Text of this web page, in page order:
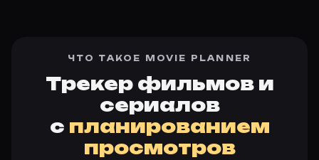
ЧТО ТАКОЕ MOVIE PLANNER
Трекер фильмов и
сериалов
с планированием
просмотров